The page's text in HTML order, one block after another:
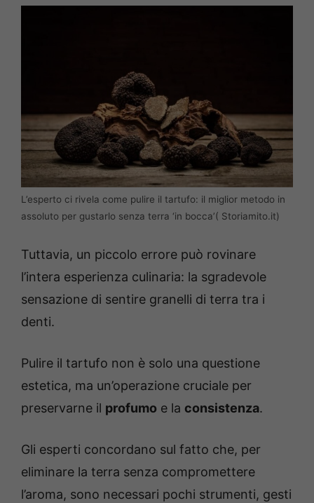
L’esperto ci rivela come pulire il tartufo: il miglior metodo in
assoluto per gustarlo senza terra ‘in bocca’( Storiamito.it)
Tuttavia, un piccolo errore può rovinare
l’intera esperienza culinaria: la sgradevole
sensazione di sentire granelli di terra tra i
denti.
Pulire il tartufo non è solo una questione
estetica, ma un’operazione cruciale per
preservarne il profumo e la consistenza.
Gli esperti concordano sul fatto che, per
eliminare la terra senza compromettere
l’aroma, sono necessari pochi strumenti, gesti